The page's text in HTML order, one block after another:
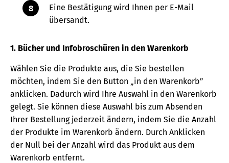
Eine Bestätigung wird Ihnen per E-Mail
übersandt.
1. Bücher und Infobroschüren in den Warenkorb
Wählen Sie die Produkte aus, die Sie bestellen
möchten, indem Sie den Button „in den Warenkorb”
anklicken. Dadurch wird Ihre Auswahl in den Warenkorb
gelegt. Sie können diese Auswahl bis zum Absenden
Ihrer Bestellung jederzeit ändern, indem Sie die Anzahl
der Produkte im Warenkorb ändern. Durch Anklicken
der Null bei der Anzahl wird das Produkt aus dem
Warenkorb entfernt.